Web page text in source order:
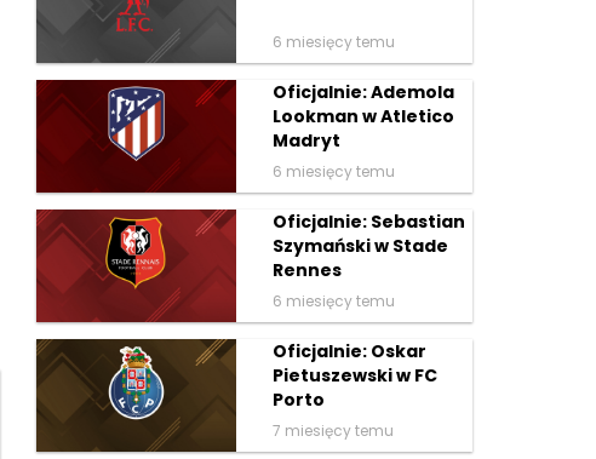
6 miesięcy temu
Oficjalnie: Ademola
Lookman w Atletico
Madryt
6 miesięcy temu
Oficjalnie: Sebastian
Szymański w Stade
Rennes
6 miesięcy temu
Oficjalnie: Oskar
Pietuszewski w FC
Porto
7 miesięcy temu